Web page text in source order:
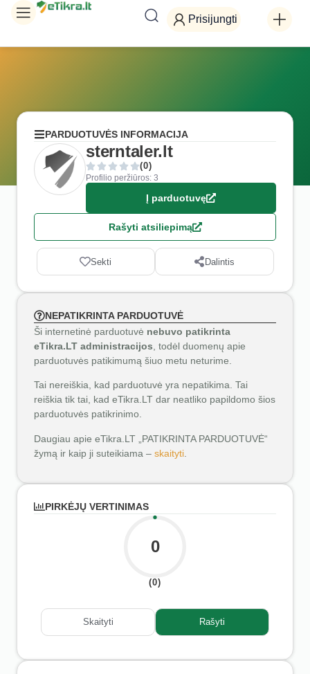
Prisijungti
PARDUOTUVĖS INFORMACIJA
sterntaler.lt
(0)
Profilio peržiūros: 3
Į parduotuvę
Rašyti atsiliepimą
Sekti Dalintis
NEPATIKRINTA PARDUOTUVĖ
Ši internetinė parduotuvė nebuvo patikrinta
eTikra.LT administracijos , todėl duomenų apie
parduotuvės patikimumą šiuo metu neturime.
Tai nereiškia, kad parduotuvė yra nepatikima. Tai
reiškia tik tai, kad eTikra.LT dar neatliko papildomo šios
parduotuvės patikrinimo.
Daugiau apie eTikra.LT „PATIKRINTA PARDUOTUVĖ“
žymą ir kaip ji suteikiama – skaityti
PIRKĖJŲ VERTINIMAS
0
(0)
Skaityti Rašyti